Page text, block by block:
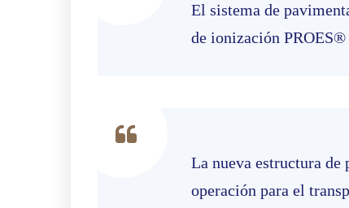
El sistema de
de ionización PROES®
La nueva estructura
operación para el